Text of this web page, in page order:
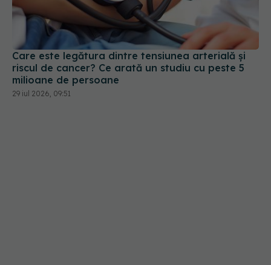
Care este legătura dintre tensiunea arterială și
riscul de cancer? Ce arată un studiu cu peste 5
milioane de persoane
29 iul 2026, 09:51